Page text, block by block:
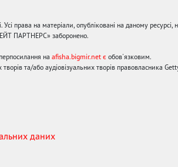
права на матеріали, опубліковані на даному
ПАРТНЕРС» заборонено.
на afisha.bigmir.net є обов'язковим.
та/або аудіовізуальних творів правовласника
даних